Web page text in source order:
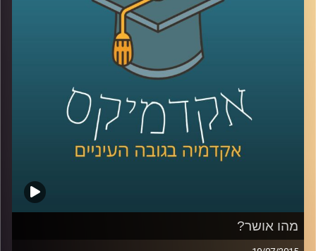
",המתמקדת ביצירה הישראלית
בשנת חניכת המוזיאון, תערוכה שמאפייניה
שונים בתכלית מאופן אוצרותן המקובל של
תערוכות, דבר שיצר תוצר אוצרותי שונה ומרתק.
לכו לבקר!
AudioVersity
מהו אושר?